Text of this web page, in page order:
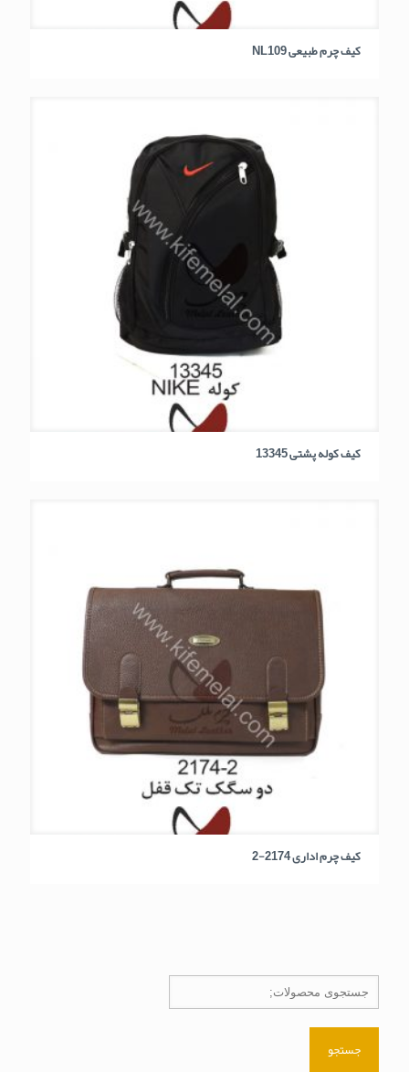
کیف چرم طبیعی NL109
کیف کوله پشتی 13345
کیف چرم اداری 2174-2
جستجو